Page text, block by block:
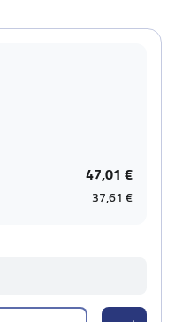
47,01 €
37,61 €